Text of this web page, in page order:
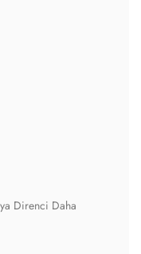
Direnci Daha